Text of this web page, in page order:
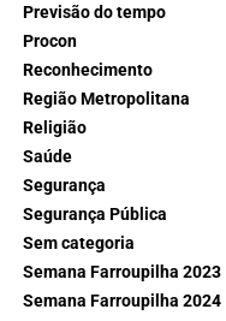
Previsão do tempo
Procon
Reconhecimento
Região Metropolitana
Religião
Saúde
Segurança
Segurança Pública
Sem categoria
Semana Farroupilha 2023
Semana Farroupilha 2024